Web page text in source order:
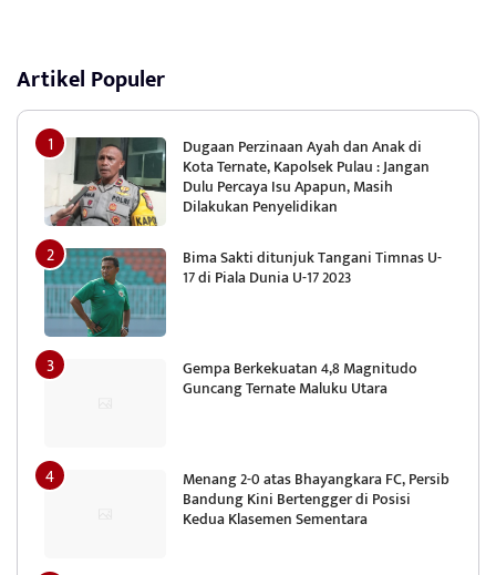
Artikel Populer
Dugaan Perzinaan Ayah dan Anak di
Kota Ternate, Kapolsek Pulau : Jangan
Dulu Percaya Isu Apapun, Masih
Dilakukan Penyelidikan
Bima Sakti ditunjuk Tangani Timnas U-
17 di Piala Dunia U-17 2023
Gempa Berkekuatan 4,8 Magnitudo
Guncang Ternate Maluku Utara
Menang 2-0 atas Bhayangkara FC, Persib
Bandung Kini Bertengger di Posisi
Kedua Klasemen Sementara